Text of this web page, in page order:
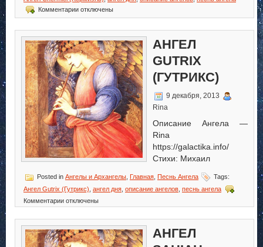
Комментариик
записи
Chermiel
(Хермиэль)
отключены
АНГЕЛ
GUTRIX
(ГУТРИКС)
9 декабря, 2013
Rina
Описание Ангела —
Rina
https://galactika.info/
Стихи: Михаил
Posted in Ангелы и Архангелы Главная Песнь Ангела
Tags:
Ангел Gutrix (Гутрикс) ангел дня описание ангелов песнь ангела
Комментариик
записи
Ангел
Gutrix
(Гутрикс)
отключены
АНГЕЛ